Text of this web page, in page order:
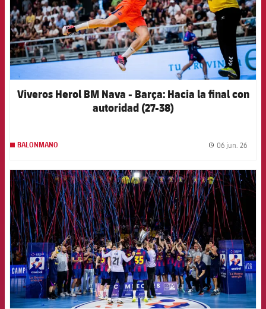
Viveros Herol BM Nava - Barça: Hacia la final con
autoridad (27-38)
BALONMANO 06 jun. 26
FCB Barcelona badge